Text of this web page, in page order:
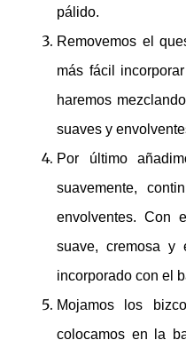
pálido.
Removemos el
más fácil
haremos
suaves y
Por último
suavemente,
envolventes. Con
suave, cremosa y
incorporado con el
Mojamos los
colocamos en la